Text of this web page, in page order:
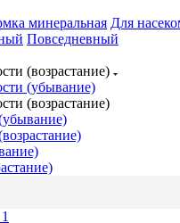
минеральная Для
Повседневный
(возрастание)
(убывание)
(возрастание)